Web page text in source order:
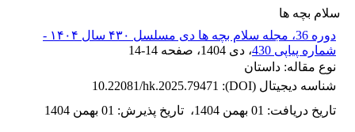
سلام بچه ها
دوره 36، مجله سلام بچه ها دی مسلسل ۴۳۰ سال ۱۴۰۴ -
شماره پیاپی 430
، دی 1404 ، صفحه 14-14
نوع مقاله: داستان
شناسه دیجیتال (DOI):
10.22081/hk.2025.79471
تاریخ دریافت: 01 بهمن 1404 ، تاریخ پذیرش: 01 بهمن 1404